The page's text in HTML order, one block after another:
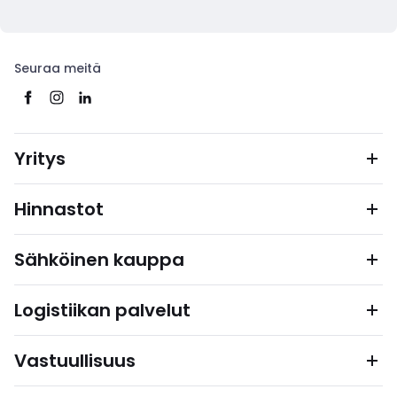
Seuraa meitä
Yritys
Hinnastot
Sähköinen kauppa
Logistiikan palvelut
Vastuullisuus